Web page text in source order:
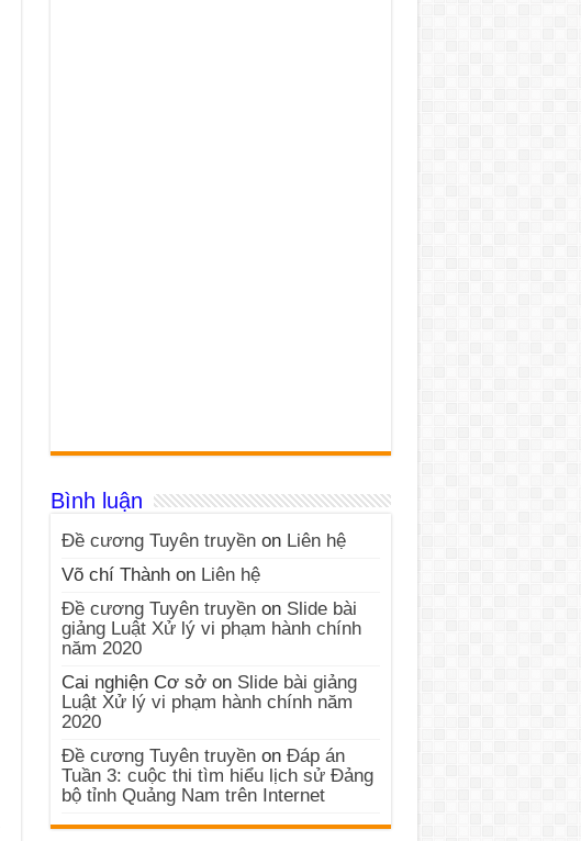
Bình luận
Đề cương Tuyên truyềnon Liên hệ
Võ chí Thànhon Liên hệ
Đề cương Tuyên truyềnon Slide bài
giảng Luật Xử lý vi phạm hành chính
năm 2020
Cai nghiện Cơ sởon Slide bài giảng
Luật Xử lý vi phạm hành chính năm
2020
Đề cương Tuyên truyềnon Đáp án
Tuần 3: cuộc thi tìm hiểu lịch sử Đảng
bộ tỉnh Quảng Nam trên Internet